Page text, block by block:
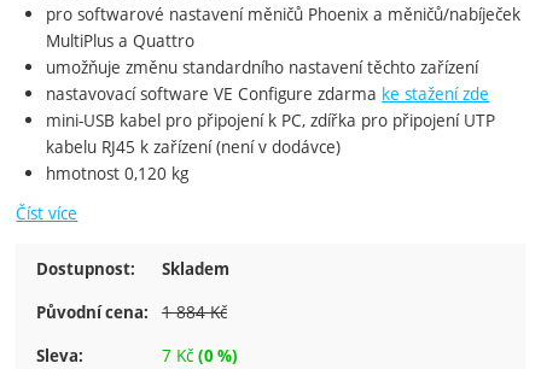
pro softwarové nastavení měničů Phoenix a měničů/nabíječek
MultiPlus a Quattro
umožňuje změnu standardního nastavení těchto zařízení
nastavovací software VE Configure zdarma ke stažení zde
mini-USB kabel pro připojení k PC, zdířka pro připojení UTP
kabelu RJ45 k zařízení (není v dodávce)
hmotnost 0,120 kg
Číst více
Dostupnost:
Skladem
Původní cena:
1 884Kč
Sleva: 7 Kč (0 %)